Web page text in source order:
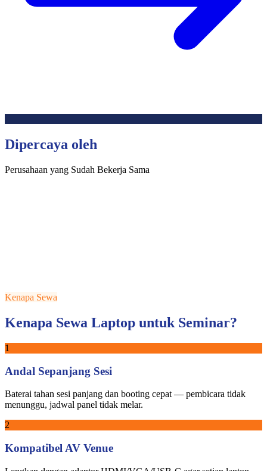
Dipercaya oleh
Perusahaan yang Sudah Bekerja Sama
Kenapa Sewa
Kenapa Sewa Laptop untuk Seminar?
1
Andal Sepanjang Sesi
Baterai tahan sesi panjang dan booting cepat — pembicara tidak
menunggu, jadwal panel tidak melar.
2
Kompatibel AV Venue